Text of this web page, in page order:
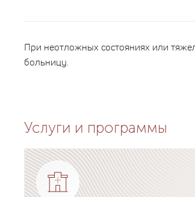
При неотложных состояниях или
больницу.
Услуги и программы